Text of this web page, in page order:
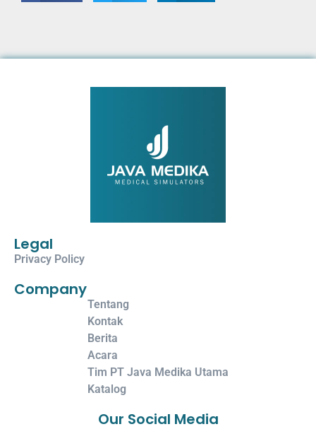
Legal
Privacy Policy
Tentang
Kontak
Berita
Acara
Tim PT Java Medika Utama
Katalog
Company
Our Social Media